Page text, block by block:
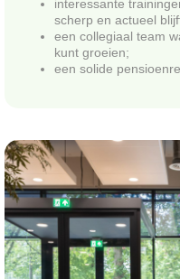
interessante
scherp en actueel
een collegiaal team
kunt groeien;
een solide